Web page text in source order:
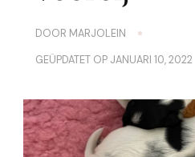
DOOR MARJOLEIN
GEÜPDATET OP JANUARI 10, 2022